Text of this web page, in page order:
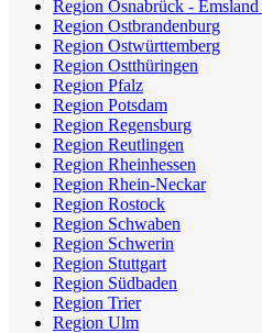
Region Osnabrück -
Region Ostbrandenburg
Region Ostwürttemberg
Region Ostthüringen
Region Pfalz
Region Potsdam
Region Regensburg
Region Reutlingen
Region Rheinhessen
Region Rhein-Neckar
Region Rostock
Region Schwaben
Region Schwerin
Region Stuttgart
Region Südbaden
Region Trier
Region Ulm